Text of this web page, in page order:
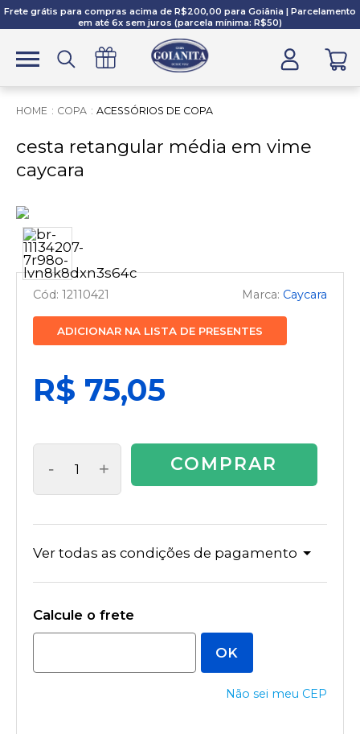
Frete grátis para compras acima de R$200,00 para Goiânia | Parcelamento
em até 6x sem juros (parcela mínima: R$50)
COPA ACESSÓRIOS DE COPA
cesta retangular média em vime
caycara
12110421 Caycara
ADICIONAR NA LISTA DE PRESENTES
R$ 75,05
- + COMPRAR
Ver todas as condições de pagamento
Não sei meu CEP